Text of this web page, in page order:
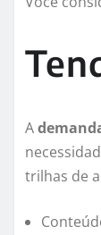
A
trilhas de